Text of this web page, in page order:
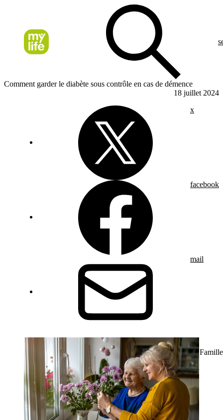
Comment garder le diabète sous contrôle en cas de démence
18 juillet 2024
x
facebook
mail
Famille